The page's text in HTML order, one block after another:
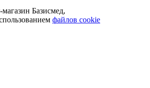
Базисмед,
файлов cookie